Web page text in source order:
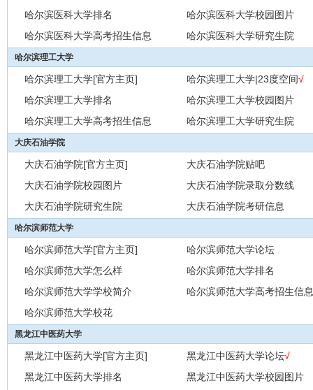
哈尔滨医科大学排名
哈尔滨医科大学校园图片
哈尔滨医科大学高考招生信息
哈尔滨医科大学研究生院
哈尔滨理工大学
哈尔滨理工大学[官方主页] 哈尔滨理工大学|23度空间√
哈尔滨理工大学排名
哈尔滨理工大学校园图片
哈尔滨理工大学高考招生信息
哈尔滨理工大学研究生院
大庆石油学院
大庆石油学院[官方主页]
大庆石油学院贴吧
大庆石油学院校园图片
大庆石油学院录取分数线
大庆石油学院研究生院
大庆石油学院考研信息
哈尔滨师范大学
哈尔滨师范大学[官方主页]
哈尔滨师范大学论坛
哈尔滨师范大学怎么样
哈尔滨师范大学排名
哈尔滨师范大学学校简介
哈尔滨师范大学高考招生信息
哈尔滨师范大学校花
黑龙江中医药大学
黑龙江中医药大学[官方主页] 黑龙江中医药大学论坛√
黑龙江中医药大学排名
黑龙江中医药大学校园图片